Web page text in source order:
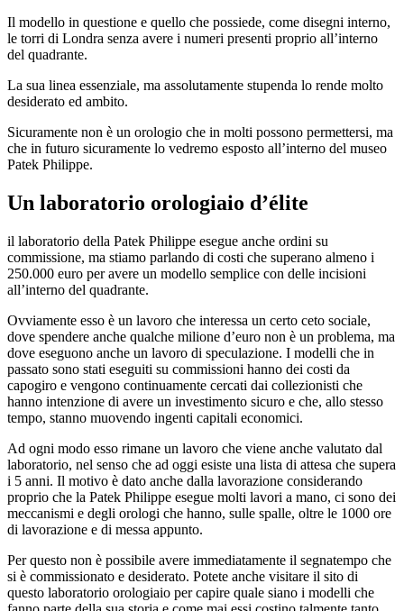
Il modello in questione e quello che possiede, come disegni interno,
le torri di Londra senza avere i numeri presenti proprio all’interno
del quadrante.
La sua linea essenziale, ma assolutamente stupenda lo rende molto
desiderato ed ambito.
Sicuramente non è un orologio che in molti possono permettersi, ma
che in futuro sicuramente lo vedremo esposto all’interno del museo
Patek Philippe.
Un laboratorio orologiaio d’élite
il laboratorio della Patek Philippe esegue anche ordini su
commissione, ma stiamo parlando di costi che superano almeno i
250.000 euro per avere un modello semplice con delle incisioni
all’interno del quadrante.
Ovviamente esso è un lavoro che interessa un certo ceto sociale,
dove spendere anche qualche milione d’euro non è un problema, ma
dove eseguono anche un lavoro di speculazione. I modelli che in
passato sono stati eseguiti su commissioni hanno dei costi da
capogiro e vengono continuamente cercati dai collezionisti che
hanno intenzione di avere un investimento sicuro e che, allo stesso
tempo, stanno muovendo ingenti capitali economici.
Ad ogni modo esso rimane un lavoro che viene anche valutato dal
laboratorio, nel senso che ad oggi esiste una lista di attesa che supera
i 5 anni. Il motivo è dato anche dalla lavorazione considerando
proprio che la Patek Philippe esegue molti lavori a mano, ci sono dei
meccanismi e degli orologi che hanno, sulle spalle, oltre le 1000 ore
di lavorazione e di messa appunto.
Per questo non è possibile avere immediatamente il segnatempo che
si è commissionato e desiderato. Potete anche visitare il sito di
questo laboratorio orologiaio per capire quale siano i modelli che